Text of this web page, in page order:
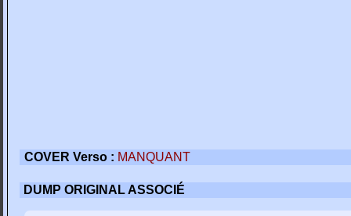
COVER Verso : MANQUANT
DUMP ORIGINAL ASSOCIÉ